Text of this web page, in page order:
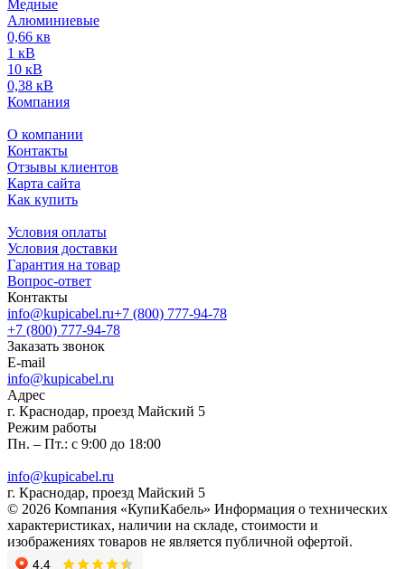
Медные
Алюминиевые
0,66 кв
1 кВ
10 кВ
0,38 кВ
Компания
О компании
Контакты
Отзывы клиентов
Карта сайта
Как купить
Условия оплаты
Условия доставки
Гарантия на товар
Вопрос-ответ
Контакты
info@kupicabel.ru+7 (800) 777-94-78
+7 (800) 777-94-78
Заказать звонок
E-mail
info@kupicabel.ru
Адрес
г. Краснодар, проезд Майский 5
Режим работы
Пн. – Пт.: с 9:00 до 18:00
info@kupicabel.ru
г. Краснодар, проезд Майский 5
© 2026 Компания «КупиКабель» Информация о технических
характеристиках, наличии на складе, стоимости и
изображениях товаров не является публичной офертой.